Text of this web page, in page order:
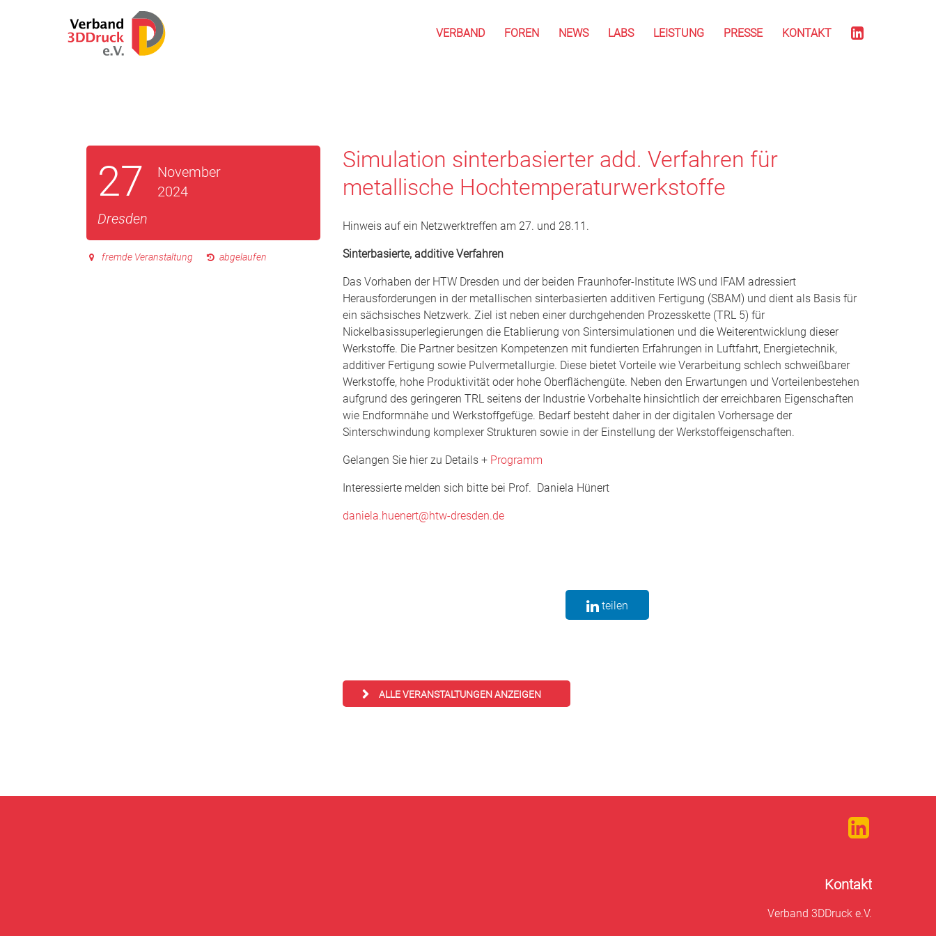
VERBAND FOREN NEWS LABS LEISTUNG PRESSE KONTAKT
27
November
2024
Dresden
fremde Veranstaltung abgelaufen
Simulation sinterbasierter add. Verfahren für
metallische Hochtemperaturwerkstoffe
Hinweis auf ein Netzwerktreffen am 27. und 28.11.
Sinterbasierte, additive Verfahren
Das Vorhaben der HTW Dresden und der beiden Fraunhofer-Institute IWS und IFAM adressiert
Herausforderungen in der metallischen sinterbasierten additiven Fertigung (SBAM) und dient als Basis für
ein sächsisches Netzwerk. Ziel ist neben einer durchgehenden Prozesskette (TRL 5) für
Nickelbasissuperlegierungen die Etablierung von Sintersimulationen und die Weiterentwicklung dieser
Werkstoffe. Die Partner besitzen Kompetenzen mit fundierten Erfahrungen in Luftfahrt, Energietechnik,
additiver Fertigung sowie Pulvermetallurgie. Diese bietet Vorteile wie Verarbeitung schlech schweißbarer
Werkstoffe, hohe Produktivität oder hohe Oberflächengüte. Neben den Erwartungen und Vorteilenbestehen
aufgrund des geringeren TRL seitens der Industrie Vorbehalte hinsichtlich der erreichbaren Eigenschaften
wie Endformnähe und Werkstoffgefüge. Bedarf besteht daher in der digitalen Vorhersage der
Sinterschwindung komplexer Strukturen sowie in der Einstellung der Werkstoffeigenschaften.
Gelangen Sie hier zu Details + Programm
Interessierte melden sich bitte bei Prof. Daniela Hünert
daniela.huenert@htw-dresden.de
teilen
ALLE VERANSTALTUNGEN ANZEIGEN
Kontakt
Verband 3DDruck e.V.